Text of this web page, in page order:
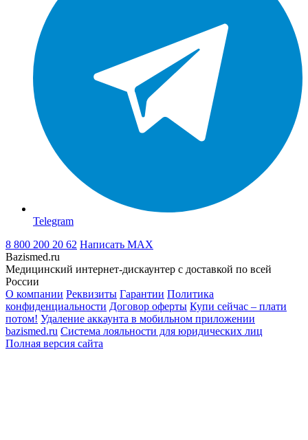
Telegram
8 800 200 20 62 Написать MAX
Bazismed.ru
Медицинский интернет-дискаунтер с доставкой по всей
России
О компании Реквизиты Гарантии Политика
конфиденциальности Договор оферты Купи сейчас – плати
потом! Удаление аккаунта в мобильном приложении
bazismed.ru Система лояльности для юридических лиц
Полная версия сайта